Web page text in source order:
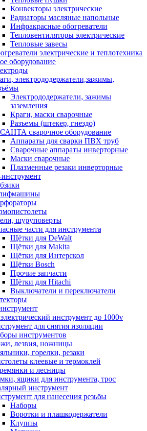
Конвекторы электрические
Радиаторы масляные напольные
Инфракрасные обогреватели
Тепловентиляторы электрические
Тепловые завесы
электрические и теплотехника
оборудование
электрододержатели,зажимы,
Электрододержатели, зажимы
заземления
Краги, маски сварочные
Разъемы (штекер, гнездо)
сварочное оборудование
Аппараты для сварки ПВХ труб
Сварочные аппараты инверторные
Маски сварочные
Плазменные резаки инверторные
шуруповерты
части для инструмента
Щётки для DeWalt
Щётки для Makita
Щётки для Интерскол
Щётки Bosch
Прочие запчасти
Щётки для Hitachi
Выключатели и переключатели
инструмент до 1000v
для снятия изоляции
инструментов
лезвия, ножницы
горелки, резаки
клеевые и термоклей
и лесницы
ящики для инструмента, трос
инструмент
для нанесения резьбы
Наборы
Воротки и плашкодержатели
Клуппы